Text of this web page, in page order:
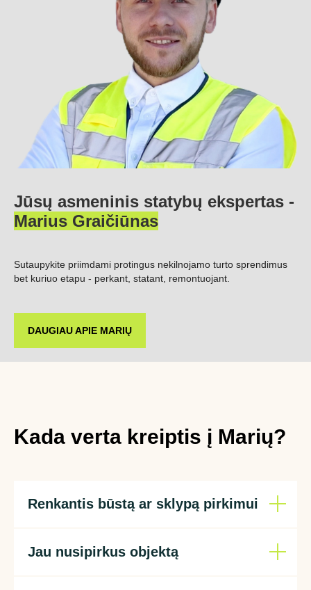
Jūsų asmeninis statybų ekspertas -
Marius Graičiūnas
Sutaupykite priimdami protingus nekilnojamo turto sprendimus
bet kuriuo etapu - perkant, statant, remontuojant.
DAUGIAU APIE MARIŲ
Kada verta kreiptis į Marių?
Renkantis būstą ar sklypą pirkimui
Jau nusipirkus objektą